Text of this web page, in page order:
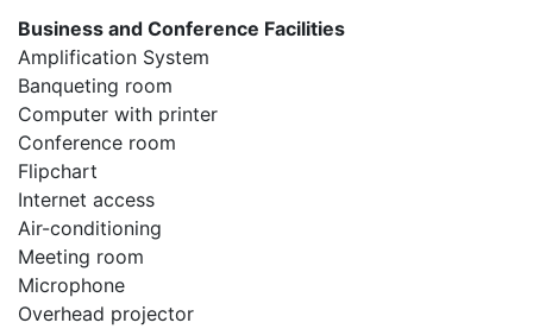
Business and Conference Facilities
Amplification System
Banqueting room
Computer with printer
Conference room
Flipchart
Internet access
Air-conditioning
Meeting room
Microphone
Overhead projector